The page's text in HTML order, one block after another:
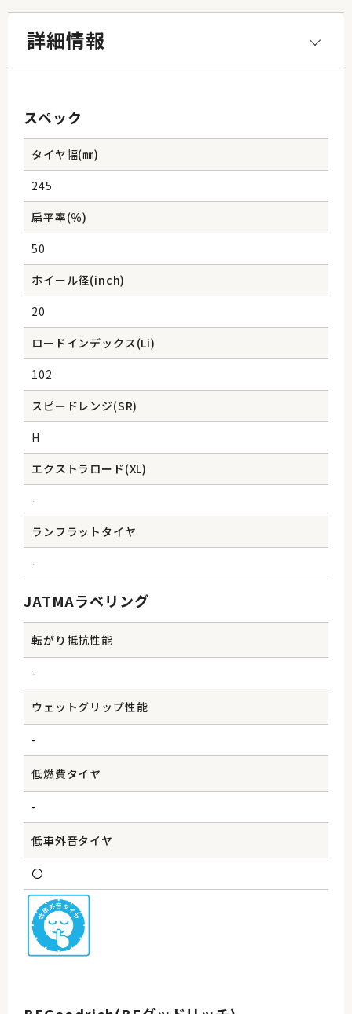
詳細情報
スペック
タイヤ幅(㎜)
245
扁平率(％)
50
ホイール径(inch)
20
ロードインデックス(Li)
102
スピードレンジ(SR)
H
エクストラロード(XL)
-
ランフラットタイヤ
-
JATMAラベリング
転がり抵抗性能
-
ウェットグリップ性能
-
低燃費タイヤ
-
低車外音タイヤ
〇